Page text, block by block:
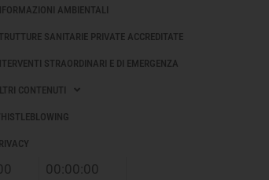
00:00:00
13/02/2019
00:00:00
19/12/2017
00:00:00
00:00:00
AMBIENTALI
SANITARIE PRIVATE ACCREDITATE
STRAORDINARI E DI EMERGENZA
CONTENUTI